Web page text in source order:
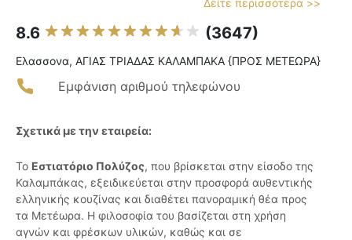
Δείτε περισσότερα >>
8.6 (3647)
Ελασσονα, ΑΓΙΑΣ ΤΡΙΑΔΑΣ ΚΑΛΑΜΠΑΚΑ {ΠΡΟΣ ΜΕΤΕΩΡΑ}
Εμφάνιση αριθμού τηλεφώνου
Σχετικά με την εταιρεία:
Το Εστιατόριο Πολύζος, που βρίσκεται στην είσοδο της
Καλαμπάκας, εξειδικεύεται στην προσφορά αυθεντικής
ελληνικής κουζίνας και διαθέτει πανοραμική θέα προς
τα Μετέωρα. Η φιλοσοφία του βασίζεται στη χρήση
αγνών και φρέσκων υλικών, καθώς και σε